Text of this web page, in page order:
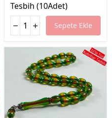
Tesbih (10Adet)
Sepete Ekle